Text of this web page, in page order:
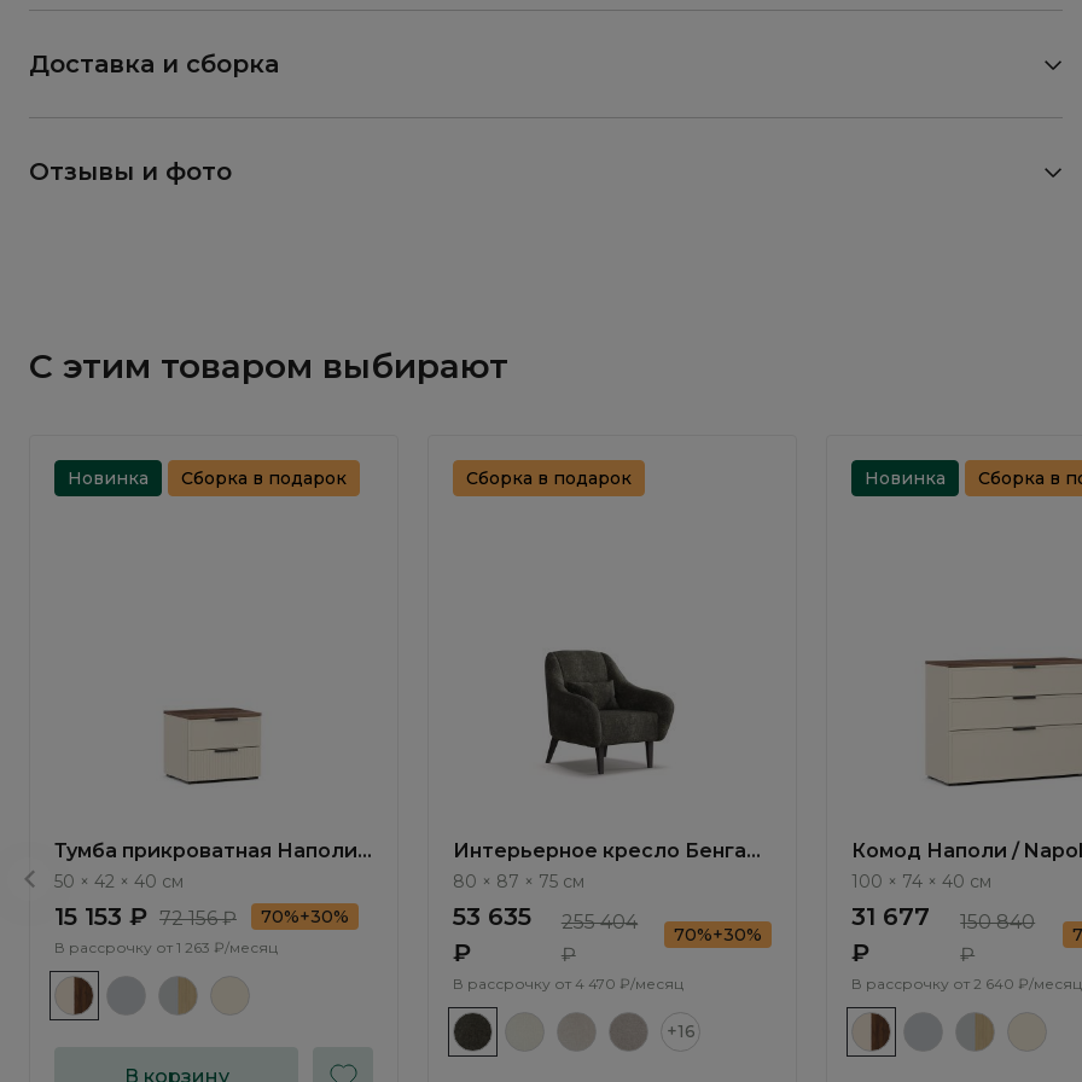
Доставка и сборка
Отзывы и фото
С этим товаром выбирают
Новинка Сборка в подарок
Тумба прикроватная Наполи /
Napoli NP001.4
50 × 42 × 40 см
15 153 ₽ 72 156 ₽ 70%+30%
В рассрочку от 1 263 ₽/месяц
В корзину
Сборка в подарок
Интерьерное кресло Бенгал /
Bengal ММ114.6
80 × 87 × 75 см
53 635
₽
255 404
₽
70%+30%
В рассрочку от 4 470 ₽/месяц
+16
Новинка Сборка в
Комод Наполи /
NP007.4
100 × 74 × 40 см
31 677
₽
150 840
₽
В рассрочку от 2 640 ₽/месяц